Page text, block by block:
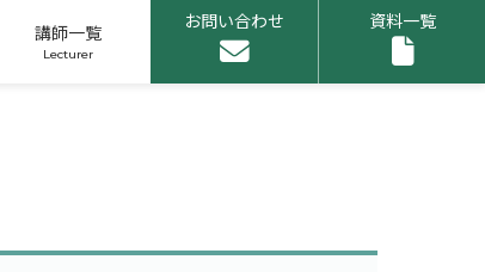
講師一覧
お問い合わせ 資料一覧